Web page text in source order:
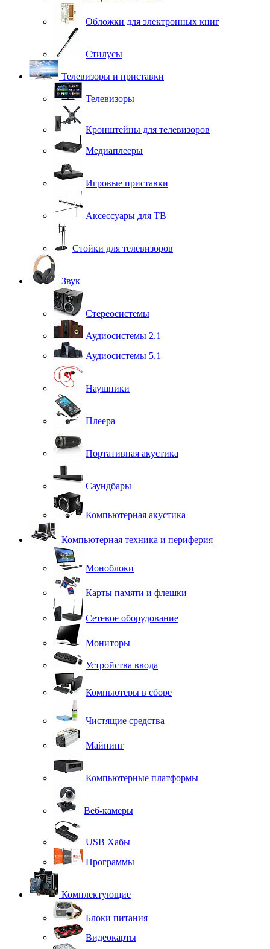
Обложки для электронных книг
Стилусы
Телевизоры и приставки
Телевизоры
Кронштейны для телевизоров
Медиаплееры
Игровые приставки
Аксессуары для ТВ
Стойки для телевизоров
Звук
Стереосистемы
Аудиосистемы 2.1
Аудиосистемы 5.1
Наушники
Плеера
Портативная акустика
Саундбары
Компьютерная акустика
Компьютерная техника и периферия
Моноблоки
Карты памяти и флешки
Сетевое оборудование
Мониторы
Устройства ввода
Компьютеры в сборе
Чистящие средства
Майнинг
Компьютерные платформы
Веб-камеры
USB Хабы
Программы
Комплектующие
Блоки питания
Видеокарты